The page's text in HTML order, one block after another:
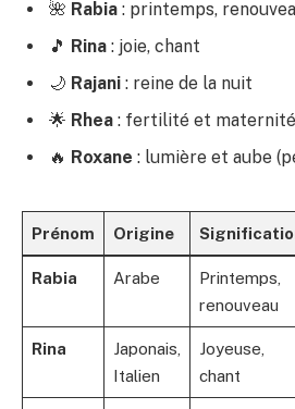
🌺 Rabia : printemps,
🎵 Rina : joie, chant
🌙 Rajani : reine de la nuit
🌟 Rhea : fertilité et
🔥 Roxane : lumière et aube
Prénom Origine
Rabia Arabe
Printemps,
renouveau
Rina
Japonais,
Italien
Joyeuse,
chant